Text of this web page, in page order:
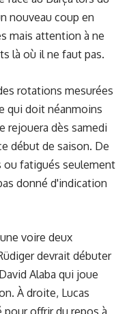
nouveau coup en
mais attention à ne
là où il ne faut pas.
rotations mesurées
qui doit néanmoins
rejouera dès samedi
début de saison. De
ou fatigués seulement
donné d'indication
voire deux
devrait débuter
Alaba qui joue
À droite, Lucas